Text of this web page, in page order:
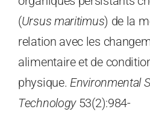
(Ursus maritimus) de la
relation avec les
alimentaire et de
physique. Environmental
Technology53(2):984-